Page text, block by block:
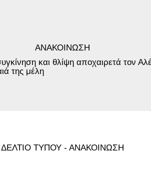
ΑΝΑΚΟΙΝΩΣΗ
και θλίψη αποχαιρετά τον
της μέλη
ΔΕΛΤΙΟ ΤΥΠΟΥ - ΑΝΑΚΟΙΝΩΣΗ